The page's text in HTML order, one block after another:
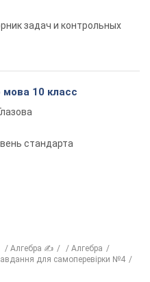
задач и контрольных
мова 10 класс
стандарта
Алгебра ✍
Алгебра
для самоперевірки №4